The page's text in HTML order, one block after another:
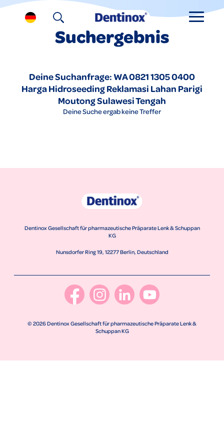
Suchergebnis
Deine Suchanfrage: WA 0821 1305 0400
Harga Hidroseeding Reklamasi Lahan Parigi
Moutong Sulawesi Tengah
Deine Suche ergab keine Treffer
Dentinox Gesellschaft für pharmazeutische Präparate Lenk & Schuppan
KG
Nunsdorfer Ring 19, 12277 Berlin, Deutschland
© 2026 Dentinox Gesellschaft für pharmazeutische Präparate Lenk &
Schuppan KG